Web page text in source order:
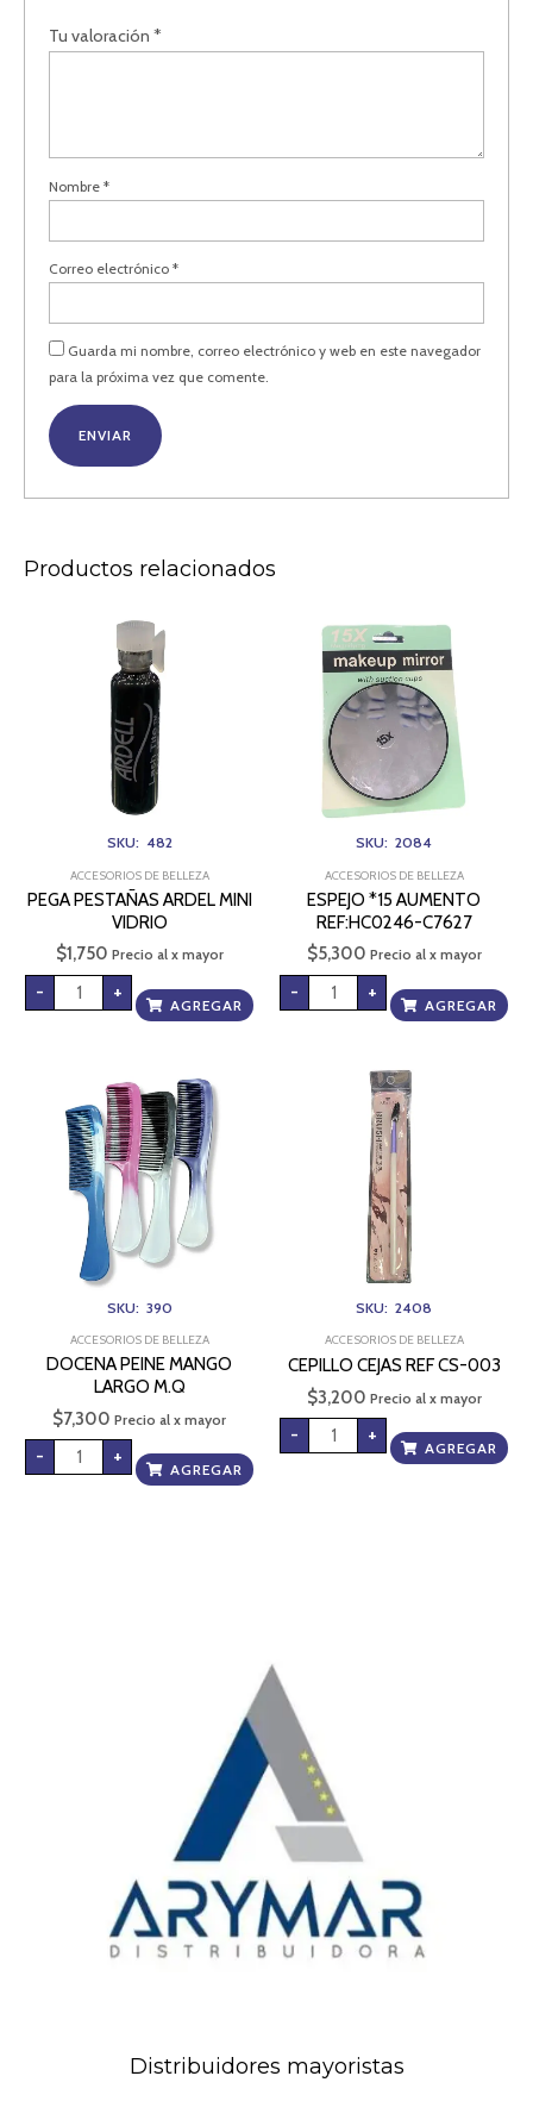
Tu valoración*
Nombre*
Correo electrónico*
Guarda mi nombre, correo electrónico y web en este navegador
para la próxima vez que comente.
Productos relacionados
SKU: 482
ACCESORIOS DE BELLEZA
PEGA PESTAÑAS ARDEL MINI
VIDRIO
$1,750 Precio al x mayor
- +
AGREGAR
SKU: 2084
ACCESORIOS DE BELLEZA
ESPEJO *15 AUMENTO
REF:HC0246-C7627
$5,300 Precio al x mayor
-
AUMENTO
REF:HC0246-
C7627
cantidad
+
AGREGAR
SKU: 390
ACCESORIOS DE BELLEZA
DOCENA PEINE MANGO
LARGO M.Q
$7,300 Precio al x mayor
-
LARGO
M.Q
cantidad
+
AGREGAR
SKU: 2408
ACCESORIOS DE BELLEZA
CEPILLO CEJAS REF CS-003
$3,200 Precio al x mayor
- +
AGREGAR
Distribuidores mayoristas